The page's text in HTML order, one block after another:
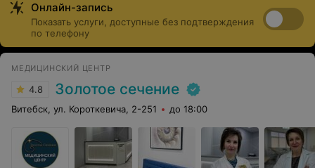
Онлайн-запись
Показать услуги, доступные без подтверждения
по телефону
МЕДИЦИНСКИЙ ЦЕНТР
4.8 Золотое сечение
Витебск, ул. Короткевича, 2-251 до 18:00